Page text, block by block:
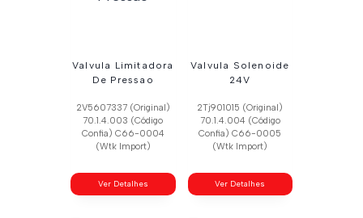
Valvula Limitadora
De Pressao
2V5607337 (Original)
70.1.4.003 (Código
Confia) C66-0004
(Wtk Import)
Ver Detalhes
Valvula Solenoide
24V
2Tj901015 (Original)
70.1.4.004 (Código
Confia) C66-0005
(Wtk Import)
Ver Detalhes